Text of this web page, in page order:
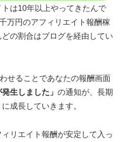
は10年以上やってきたんで
万円のアフィリエイト報酬稼
の割合はブログを経由してい
せることであなたの報酬画面
生しました」 の通知が、長期
成長していきます。
リエイト報酬が安定して入っ